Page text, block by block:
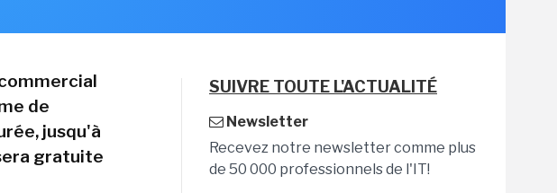
de
jusqu'à
gratuite
SUIVRE TOUTE L'ACTUALITÉ
Newsletter
Recevez notre newsletter comme plus
de 50 000 professionnels de l'IT!